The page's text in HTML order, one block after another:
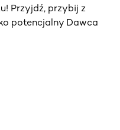
Przyjdź, przybij z
potencjalny Dawca